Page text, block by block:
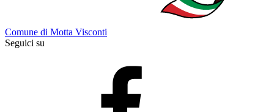
Comune di Motta Visconti
Seguici su